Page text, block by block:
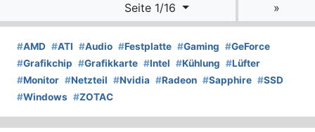
Seite 1/16 »
#AMD #ATI #Audio #Festplatte #Gaming #GeForce
#Grafikchip #Grafikkarte #Intel #Kühlung #Lüfter
#Monitor #Netzteil #Nvidia #Radeon #Sapphire #SSD
#Windows #ZOTAC